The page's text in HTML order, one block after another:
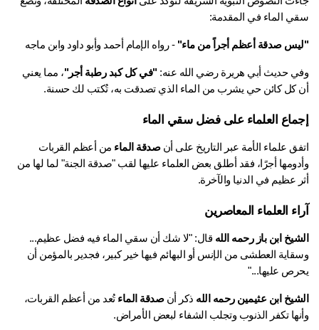
الماء في المقدمة:
صدقة أعظم أجراً من ماء" - رواه الإمام أحمد وأبو داود وابن ماجه
حديث أبي هريرة رضي الله عنه: "في كل كبد رطبة أجر"
، مما يعني
كل كائن حي يشرب من الماء الذي تصدقت به، تُكتب لك حسنة.
العلماء على فضل سقي الماء
علماء الأمة عبر التاريخ على أن صدقة الماء
من أعظم القربات
وأدومها أجرًا، فقد أطلق بعض العلماء عليها لقب "صدقة الجنة" لما لها من
عظيم في الدنيا والآخرة.
العلماء المعاصرين
ابن باز رحمه الله
قال: "لا شك أن سقي الماء فيه فضل عظيم...
وسقاية العطشى من الإنس أو البهائم فيها خير كبير، فجدير بالمؤمن أن
عليها..."
ابن عثيمين رحمه الله ذكر أن صدقة الماء
تُعد من أعظم القربات،
تكفر الذنوب وتجلب الشفاء لبعض الأمراض.